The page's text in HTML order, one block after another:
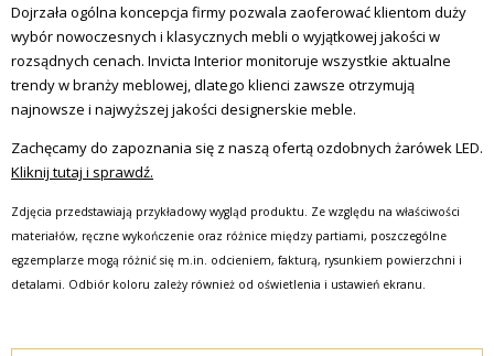
Dojrzała ogólna koncepcja firmy pozwala zaoferować klientom duży
wybór nowoczesnych i klasycznych mebli o wyjątkowej jakości w
rozsądnych cenach. Invicta Interior monitoruje wszystkie aktualne
trendy w branży meblowej, dlatego klienci zawsze otrzymują
najnowsze i najwyższej jakości designerskie meble.
Zachęcamy do zapoznania się z naszą ofertą ozdobnych żarówek LED.
Kliknij tutaj i sprawdź.
Zdjęcia przedstawiają przykładowy wygląd produktu. Ze względu na właściwości
materiałów, ręczne wykończenie oraz różnice między partiami, poszczególne
egzemplarze mogą różnić się m.in. odcieniem, fakturą, rysunkiem powierzchni i
detalami. Odbiór koloru zależy również od oświetlenia i ustawień ekranu.